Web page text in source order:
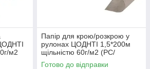
м2
Папір для крою/розкрою у
рулонах ЦОДНТІ 1,5*200м
щільністю 60г/м2 (PС/
К-1,5/200-60-6)
Готово до відправки